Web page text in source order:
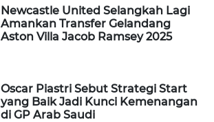
Newcastle United Selangkah Lagi
Amankan Transfer Gelandang
Aston Villa Jacob Ramsey 2025
Oscar Piastri Sebut Strategi Start
yang Baik Jadi Kunci Kemenangan
di GP Arab Saudi